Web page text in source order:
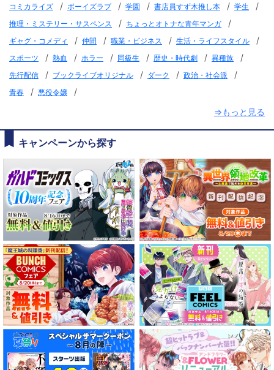
コミカライズ / ボーイズラブ / 学園 / 書店員すず木推し本 / 学生 /
推理・ミステリー・サスペンス / ちょっとオトナな青年マンガ /
ギャグ・コメディ / 仲間 / 職業・ビジネス / 生活・ライフスタイル /
スポーツ / 熱血 / ホラー / 同級生 / 歴史・時代劇 / 異種族 /
先行配信 / ブックライブオリジナル / ダーク / 政治・社会派 /
青春 / 悪役令嬢
/
⇒もっと見る
キャンペーンから探す